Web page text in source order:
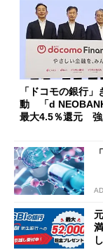
「ドコモの銀行」
動 「d NEOBANK
最大4.5％還元 強